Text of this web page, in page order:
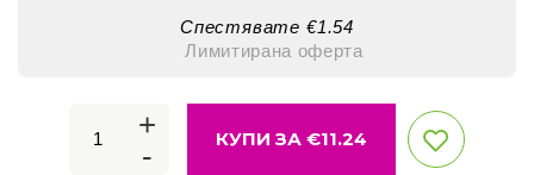
Спестявате €1.54
Лимитирана оферта
+
-
КУПИ ЗА €11.24